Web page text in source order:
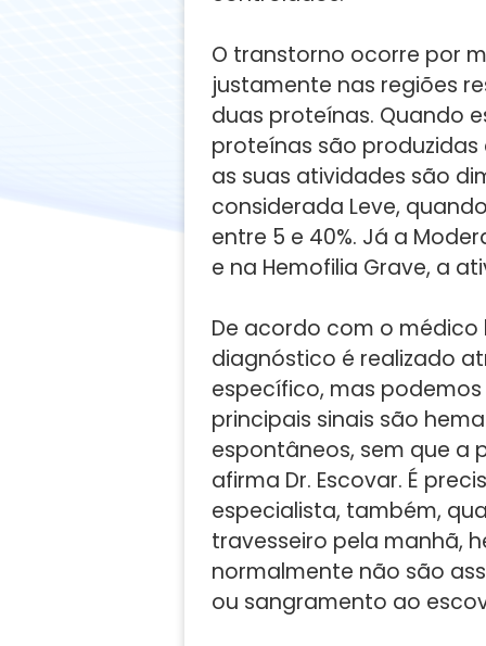
O transtorno ocorre por
justamente nas regiões
duas proteínas. Quando
proteínas são
as suas atividades são
considerada Leve,
entre 5 e 40%. Já a
e na Hemofilia Grave, a
De acordo com o
diagnóstico é realizado
específico, mas
principais sinais são
espontâneos, sem que a
afirma Dr. Escovar. É
especialista, também,
travesseiro pela manhã,
normalmente não são
ou sangramento ao